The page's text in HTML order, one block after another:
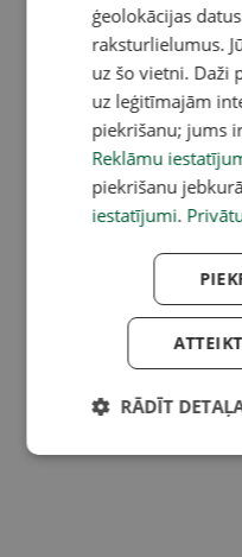
ģeolokācijas
raksturlielumus.
uz šo vietni. Daži
uz leģitīmajām
piekrišanu; jums
Reklāmu
piekrišanu
iestatījumi.
RĀDĪT